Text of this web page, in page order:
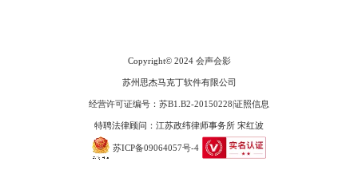
Copyright© 2024 会声会影
苏州思杰马克丁软件有限公司
经营许可证编号：苏B1.B2-20150228|证照信息
特聘法律顾问：江苏政纬律师事务所 宋红波
苏ICP备09064057号-4